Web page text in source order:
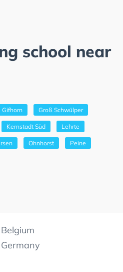
school near
Gifhorn Groß Schwülper
Kernstadt Süd Lehrte
Ohnhorst Peine